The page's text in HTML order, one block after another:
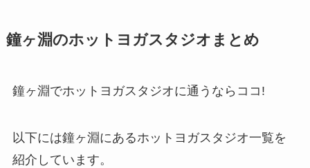
鐘ヶ淵のホットヨガスタジオまとめ
鐘ヶ淵でホットヨガスタジオに通うならココ!
以下には鐘ヶ淵にあるホットヨガスタジオ一覧を
紹介しています。